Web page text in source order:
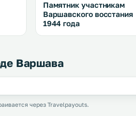
Памятник участникам
Варшавского восстания
1944 года
Варшава
через Travelpayouts.